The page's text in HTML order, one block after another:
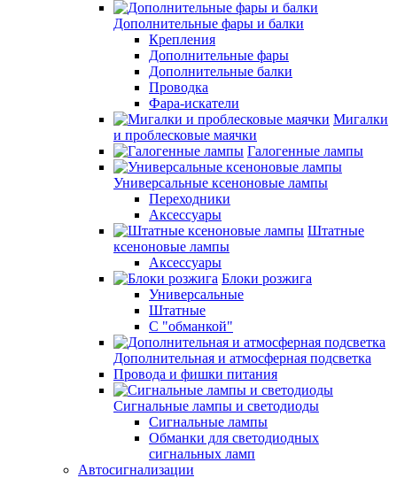
Дополнительные фары и балки
Крепления
Дополнительные фары
Дополнительные балки
Проводка
Фара-искатели
Мигалки
и проблесковые маячки
Галогенные лампы
Универсальные ксеноновые лампы
Переходники
Аксессуары
Штатные
ксеноновые лампы
Аксессуары
Блоки розжига
Универсальные
Штатные
С "обманкой"
Дополнительная и атмосферная подсветка
Провода и фишки питания
Cигнальные лампы и светодиоды
Сигнальные лампы
Обманки для светодиодных
сигнальных ламп
Автосигнализации